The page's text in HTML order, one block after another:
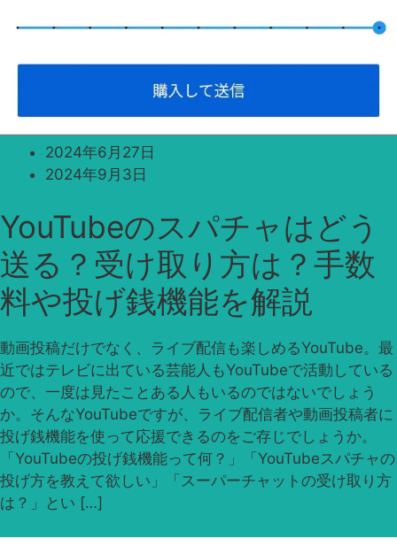
2024年6月27日
2024年9月3日
YouTubeのスパチャはどう
送る？受け取り方は？手数
料や投げ銭機能を解説
動画投稿だけでなく、ライブ配信も楽しめるYouTube。最
近ではテレビに出ている芸能人もYouTubeで活動している
ので、一度は見たことある人もいるのではないでしょう
か。そんなYouTubeですが、ライブ配信者や動画投稿者に
投げ銭機能を使って応援できるのをご存じでしょうか。
「YouTubeの投げ銭機能って何？」「YouTubeスパチャの
投げ方を教えて欲しい」「スーパーチャットの受け取り方
は？」とい […]